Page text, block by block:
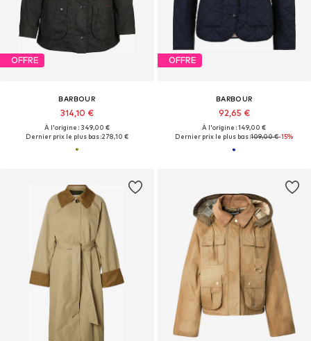
OFFRE
BARBOUR
314,10 €
À l'origine : 349,00 €
Dernier prix le plus bas :278,10 €
OFFRE
BARBOUR
92,65 €
À l'origine : 149,00 €
Dernier prix le plus bas :109,00 €-15%